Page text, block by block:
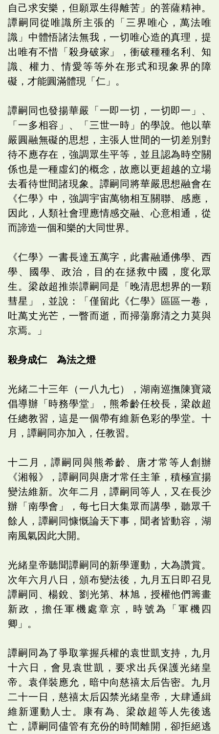
自己求安樂，但願眾生得離苦」的菩薩精神。
譚嗣同從唯識所主張的「三界唯心，萬法唯
識」中體悟諸法無我，一切唯心造的真理，提
出唯有不惜「殺身破家」，衝破種種名利、知
識、權力、情愛等等外在形式和現象界的障
礙，才能圓滿體現「仁」。
譚嗣同也發揚華嚴「一即一切，一切即一」、
「一多相容」、「三世一時」的學說。他以華
嚴圓融無礙的思想，主張人世間的一切差別對
待不應存在，強調眾生平等，並且認為時空關
係也是一種虛幻的概念，故應以更超越的立場
去看待世間諸現象。譚嗣同將華嚴思想融會在
《仁學》中，強調宇宙萬物相互關聯、感應，
因此，人類社會理應情感交融、心意相通，從
而諦造一個和樂的大同世界。
《仁學》一書長達五萬字，此書融通佛學、西
學、國學、政治，目的在拯救中國，度化眾
生。梁啟超推崇譚嗣同是「晚清思想界的一顆
彗星」，並說：「僅留此《仁學》區區一卷，
吐萬丈光芒，一瞥而逝，而掃蕩廓清之力莫與
京焉。」
殺身成仁 為法之燈
光緒二十三年（一八九七），湖南巡撫陳寶箴
倡導辦「時務學堂」，熊希齡任校長，梁啟超
任總教習，這是一個帶有維新色彩的學堂。十
月，譚嗣同亦加入，任教習。
十二月，譚嗣同與熊希齡、唐才常等人創辦
《湘報》，譚嗣同與唐才常任主筆，積極宣揚
變法維新。次年二月，譚嗣同等人，又在長沙
辦「南學會」，每七日大集眾而講學，聽眾千
餘人，譚嗣同慷慨論天下事，聞者皆動容，湖
南風氣因此大開。
光緒皇帝聽聞譚嗣同的新學運動，大為讚賞。
次年六月八日，頒布變法後，九月五日即召見
譚嗣同、楊銳、劉光第、林旭，授權他們籌畫
新政，擔任軍機處章京，時號為「軍機四
卿」。
譚嗣同為了爭取掌握兵權的袁世凱支持，九月
十六日，會見袁世凱，要求出兵保護光緒皇
帝。袁佯裝應允，暗中向慈禧太后告密。九月
二十一日，慈禧太后囚禁光緒皇帝，大肆通緝
維新運動人士。康有為、梁啟超等人先後逃
亡，譚嗣同儘管有充份的時間離開，卻拒絕逃